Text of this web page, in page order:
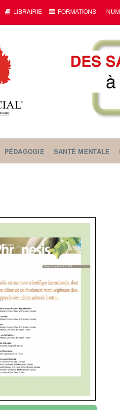
LIBRAIRIE FORMATIONS
PÉDAGOGIE SANTÉ MENTALE